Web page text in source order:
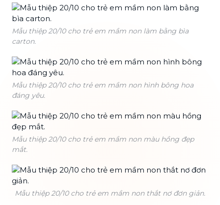
Mẫu thiệp 20/10 cho trẻ em mầm non làm bằng bìa
carton.
Mẫu thiệp 20/10 cho trẻ em mầm non hình bông hoa
đáng yêu.
Mẫu thiệp 20/10 cho trẻ em mầm non màu hồng đẹp
mắt.
Mẫu thiệp 20/10 cho trẻ em mầm non thắt nơ đơn giản.